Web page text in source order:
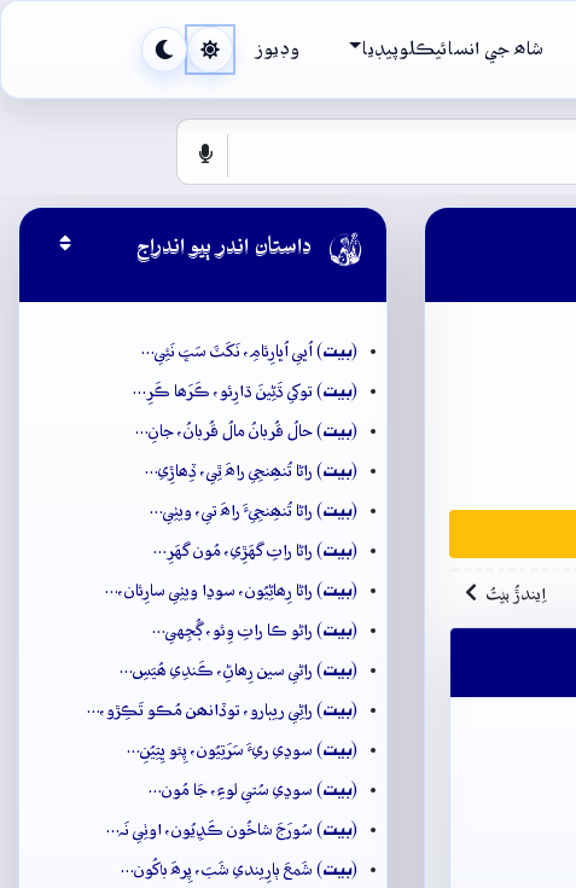
شاھ جي انسائيڪلوپيڊيا وڊيوز
اِيندڙُ بيتُ
 داستان اندر ٻيو اندراج
(بيت) اُڀي اُڀارِئامِ، نَکَٽَ سَڀَ نَئِي…
(بيت) توکي ڌَڻِينَ ڌارِئو، ڪَرَھا ڪَرِ…
(بيت) حالُ قُربانُ مالُ قُربانُ، جانِ…
(بيت) راڻا تُنھِنجِي راھَ ٿِي، ڏِھاڙِي…
(بيت) راڻا تُنھِنجِيءَ راھَ تي، ويٺِي…
(بيت) راڻا راتِ گهَڙِي، مُون گهَرِ…
(بيت) راڻا رِھاڻِيُون، سوڍا ويٺِي سارِئان،…
(بيت) راڻو ڪا راتِ وِئو، ڳُجِهي…
(بيت) راڻي سين رِھاڻِ، ڪَندِي ھُيَسِ…
(بيت) راڻِي ريٻارو، توڏانھن مُڪو تَڪِڙو،…
(بيت) سوڍي ريءَ سَرَتِيُون، پِئو ڀِتِيُنِ…
(بيت) سوڍي سُتي لوءِ، جَا مُون…
(بيت) سُورَجَ شاخُون ڪَڍِيُون، اوٺِي نَہ…
(بيت) شَمعَ ٻارِيندي شَبَ، پِرھَ باکُون…